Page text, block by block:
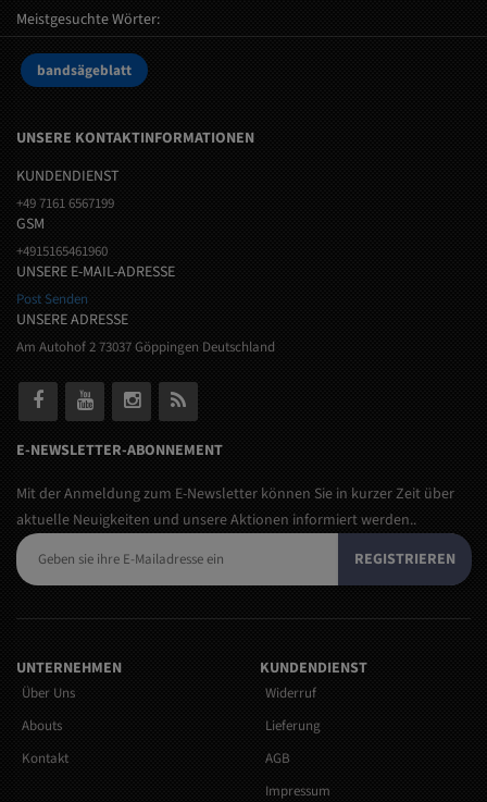
Meistgesuchte Wörter:
bandsägeblatt
UNSERE KONTAKTINFORMATIONEN
KUNDENDIENST
+49 7161 6567199
GSM
+4915165461960
UNSERE E-MAIL-ADRESSE
Post Senden
UNSERE ADRESSE
Am Autohof 2 73037 Göppingen Deutschland
E-NEWSLETTER-ABONNEMENT
Mit der Anmeldung zum E-Newsletter können Sie in kurzer Zeit über
aktuelle Neuigkeiten und unsere Aktionen informiert werden..
REGISTRIEREN
UNTERNEHMEN
Über Uns
Abouts
Kontakt
KUNDENDIENST
Widerruf
Lieferung
AGB
Impressum